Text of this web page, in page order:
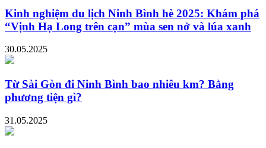
Kinh nghiệm du lịch Ninh Bình hè 2025: Khám phá
“Vịnh Hạ Long trên cạn” mùa sen nở và lúa xanh
30.05.2025
Từ Sài Gòn đi Ninh Bình bao nhiêu km? Bằng
phương tiện gì?
31.05.2025